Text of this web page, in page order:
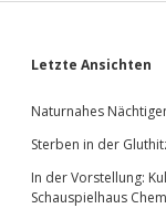
Sidebar
Letzte Ansichten
Naturnahes
Sterben in der
In der Vorstellung:
Schauspielhaus